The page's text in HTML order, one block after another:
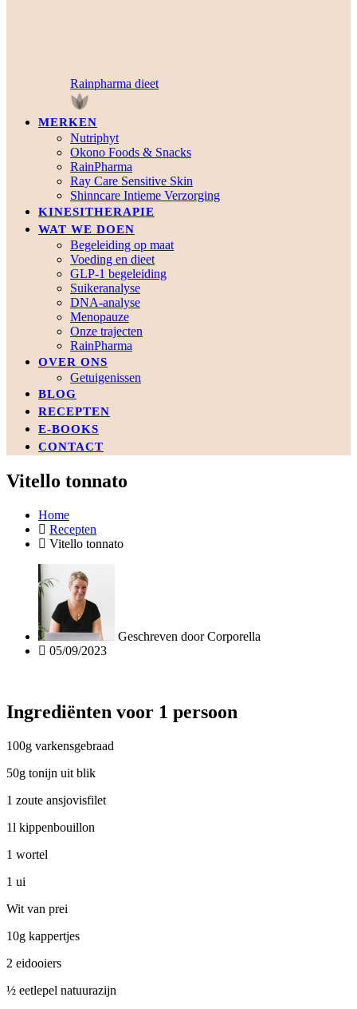
Rainpharma dieet
MERKEN
Nutriphyt
Okono Foods & Snacks
RainPharma
Ray Care Sensitive Skin
Shinncare Intieme Verzorging
KINESITHERAPIE
WAT WE DOEN
Begeleiding op maat
Voeding en dieet
GLP-1 begeleiding
Suikeranalyse
DNA-analyse
Menopauze
Onze trajecten
RainPharma
OVER ONS
Getuigenissen
BLOG
RECEPTEN
E-BOOKS
CONTACT
Vitello tonnato
Home
Recepten
Vitello tonnato
Geschreven doorCorporella
05/09/2023
Ingrediënten voor 1 persoon
100g varkensgebraad
50g tonijn uit blik
1 zoute ansjovisfilet
1l kippenbouillon
1 wortel
1 ui
Wit van prei
10g kappertjes
2 eidooiers
½ eetlepel natuurazijn